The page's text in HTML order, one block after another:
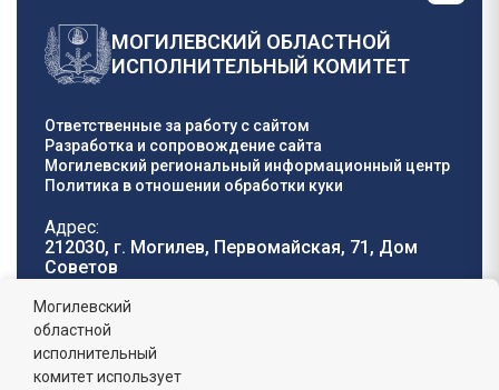
МОГИЛЕВСКИЙ ОБЛАСТНОЙ
ИСПОЛНИТЕЛЬНЫЙ КОМИТЕТ
Ответственные за работу с сайтом
Разработка и сопровождение сайта
Могилевский региональный информационный центр
Политика в отношении обработки куки
Адрес:
212030, г. Могилев, Первомайская, 71, Дом
Cоветов
Телефон горячей
линии:
8 (0222) 71-32-55
График работы:
Могилевский
областной
исполнительный
комитет использует